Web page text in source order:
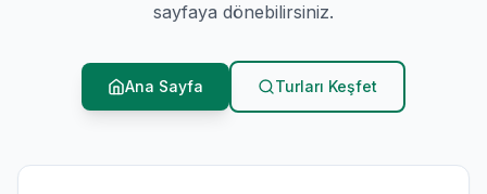
sayfaya dönebilirsiniz.
Ana Sayfa Turları Keşfet